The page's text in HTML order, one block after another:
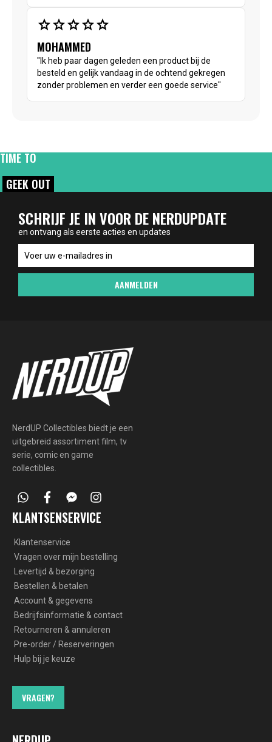
starstarstarstarstar
MOHAMMED
"Ik heb paar dagen geleden een product bij de
besteld en gelijk vandaag in de ochtend gekregen
zonder problemen en verder een goede service"
TIME TO
GEEK OUT
SCHRIJF JE IN VOOR DE NERDUPDATE
en ontvang als eerste acties en updates
ontvang
als
acties
AANMELDEN
NerdUP Collectibles biedt je een
uitgebreid assortiment film, tv
serie, comic en game
collectibles.
whatsappfacebook
facebook-
messenger
instagram
KLANTSENSERVICE
Klantenservice
Vragen over mijn bestelling
Levertijd & bezorging
Bestellen & betalen
Account & gegevens
Bedrijfsinformatie & contact
Retourneren & annuleren
Pre-order / Reserveringen
Hulp bij je keuze
VRAGEN?